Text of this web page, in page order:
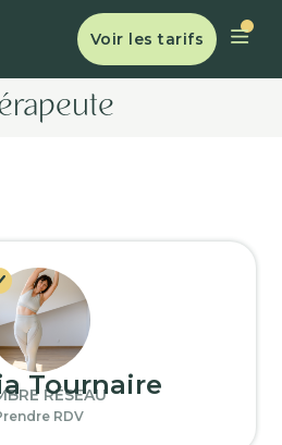
Voir les tarifs
Tournaire
RÉSEAU
RDV